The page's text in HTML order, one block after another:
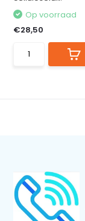
Op voorraad
€28,50